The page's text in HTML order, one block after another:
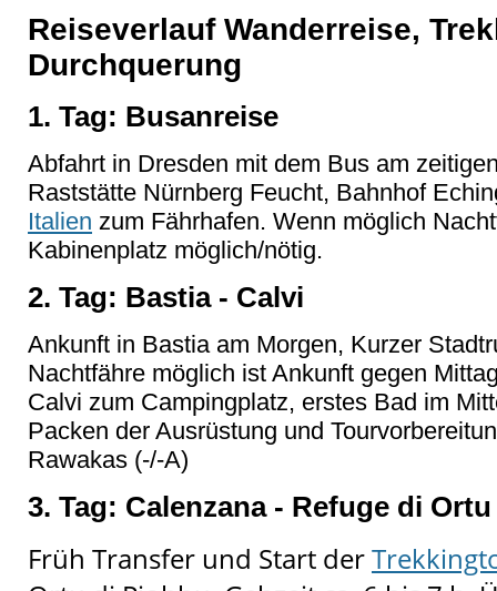
Reiseverlauf Wanderreise,
Durchquerung
1. Tag: Busanreise
Abfahrt in Dresden mit dem Bus am
Raststätte Nürnberg Feucht, Bahnhof
Italien zum Fährhafen. Wenn möglich
Kabinenplatz möglich/nötig.
2. Tag: Bastia - Calvi
Ankunft in Bastia am Morgen, Kurzer
Nachtfähre möglich ist Ankunft gegen
Calvi zum Campingplatz, erstes Bad im
Packen der Ausrüstung und
Rawakas (-/-A)
3. Tag: Calenzana - Refuge di
Früh Transfer und Start der